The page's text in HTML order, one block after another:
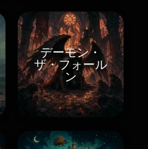
デーモン・
ザ・フォール
ン